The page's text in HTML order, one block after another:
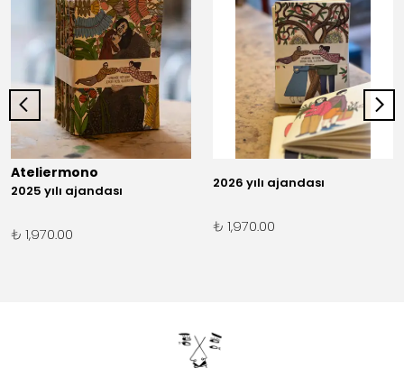
Ateliermono
2025 yılı ajandası
₺ 1,970.00
2026 yılı ajandası
₺ 1,970.00